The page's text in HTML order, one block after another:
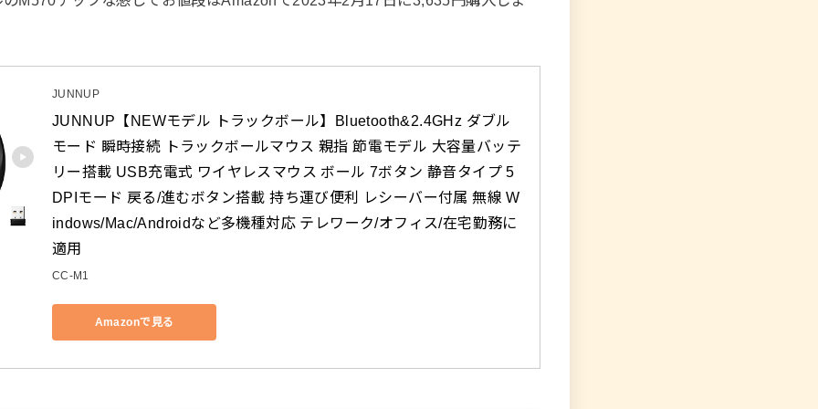
JUNNUP
JUNNUP【NEWモデル トラックボール】Bluetooth&2.4GHz ダブル
モード 瞬時接続 トラックボールマウス 親指 節電モデル 大容量バッテ
リー搭載 USB充電式 ワイヤレスマウス ボール 7ボタン 静音タイプ 5
DPIモード 戻る/進むボタン搭載 持ち運び便利 レシーバー付属 無線 W
indows/Mac/Androidなど多機種対応 テレワーク/オフィス/在宅勤務に
適用
CC-M1
Amazonで見る